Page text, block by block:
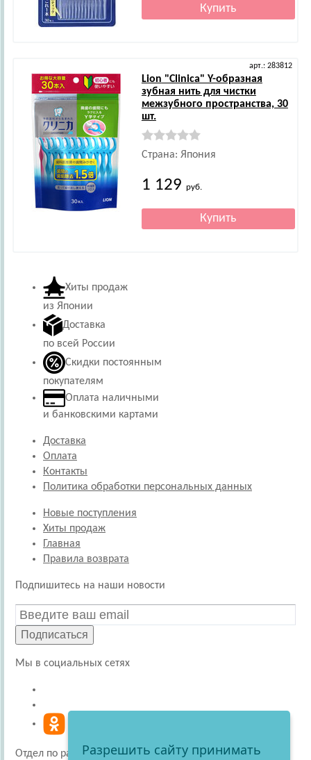
арт.: 283812
Lion "Clinica" Y-образная
зубная нить для чистки
межзубного пространства, 30
шт.
Страна: Япония
1 129 руб.
Хиты продаж
из Японии
Доставка
по всей России
Скидки постоянным
покупателям
Оплата наличными
и банковскими картами
Доставка
Оплата
Контакты
Политика обработки персональных данных
Новые поступления
Хиты продаж
Главная
Правила возврата
Подпишитесь на наши новости
Подписаться
Мы в социальных сетях
Отдел по работе с покупателями
Разрешить сайту принимать